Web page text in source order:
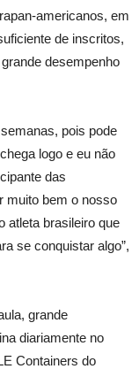
americanos, em
de inscritos,
desempenho
pois pode
logo e eu não
das
muito bem o nosso
atleta brasileiro que
se conquistar algo”,
grande
diariamente no
Containers do